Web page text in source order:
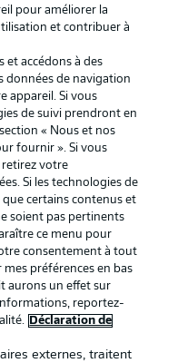
to be
pour améliorer la
et contribuer à
et accédons à des
données de navigation
appareil. Si vous
de suivi prendront en
« Nous et nos
fournir ». Si vous
retirez votre
Si les technologies de
que certains contenus et
soient pas pertinents
ce menu pour
consentement à tout
préférences en bas
aurons un effet sur
reportez-
Déclaration de
externes, traitent